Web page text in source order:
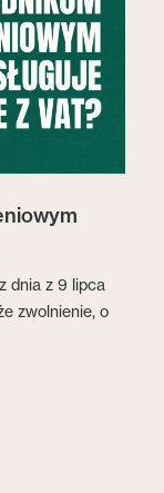
dnia z 9 lipca
zwolnienie, o